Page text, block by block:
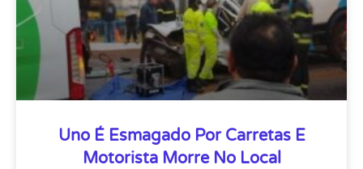
Uno É Esmagado Por Carretas E
Motorista Morre No Local